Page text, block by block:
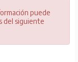
puede
del siguiente